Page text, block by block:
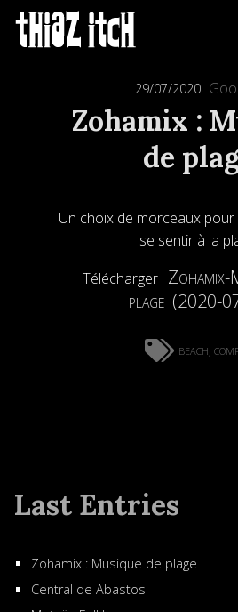
29/07/2020
Zohamix :
de
Un choix de morceaux
se sentir à la
Télécharger : Zohamix-
plage_(2020-
beach,
Last Entries
Zohamix : Musique de plage
Central de Abastos